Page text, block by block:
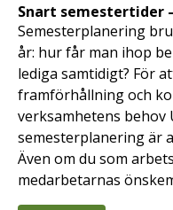
Snart semestertider
Semesterplanering
år: hur får man ihop
lediga samtidigt? För
framförhållning och
verksamhetens
semesterplanering är
Även om du som
medarbetarnas